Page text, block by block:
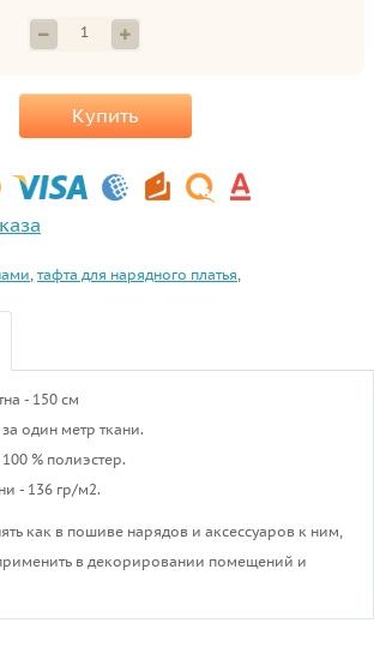
Купить
, тафта для нарядного платья,
- 150 см
один метр ткани.
% полиэстер.
- 136 гр/м2.
как в пошиве нарядов и аксессуаров к ним,
в декорировании помещений и